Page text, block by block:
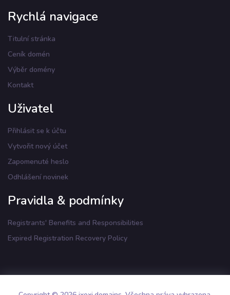
Rychlá navigace
Titulní stránka
Ceník domén
Výběr domény
Kontakt
Uživatel
Přihlásit se k účtu
Vytvořit nový účet
Zapomenuté heslo
Odhlášení novinek
Pravidla & podmínky
Registrants' Benefits and Responsibilities
Expired Registration Recovery Policy